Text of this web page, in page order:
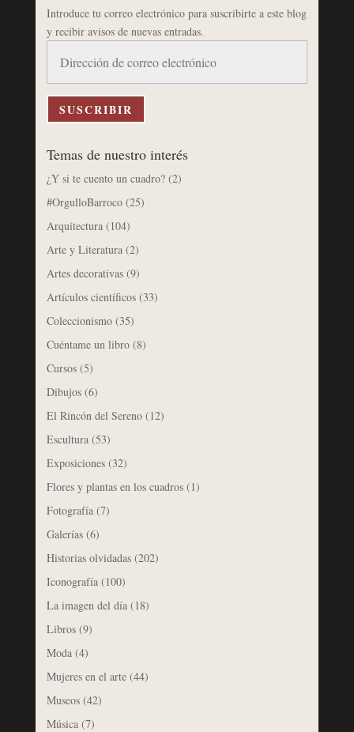
Introduce tu correo electrónico para suscribirte a este blog
y recibir avisos de nuevas entradas.
correo
electrónico
SUSCRIBIR
Temas de nuestro interés
¿Y si te cuento un cuadro?(2)
#OrgulloBarroco(25)
Arquitectura(104)
Arte y Literatura(2)
Artes decorativas(9)
Artículos científicos(33)
Coleccionismo(35)
Cuéntame un libro(8)
Cursos(5)
Dibujos(6)
El Rincón del Sereno(12)
Escultura(53)
Exposiciones(32)
Flores y plantas en los cuadros(1)
Fotografía(7)
Galerías(6)
Historias olvidadas(202)
Iconografía(100)
La imagen del día(18)
Libros(9)
Moda(4)
Mujeres en el arte(44)
Museos(42)
Música(7)